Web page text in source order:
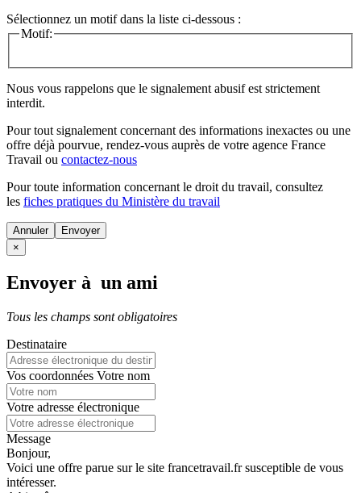
Sélectionnez un motif dans la liste ci-dessous :
Motif:
Nous vous rappelons que le signalement abusif est strictement
interdit.
Pour tout signalement concernant des informations inexactes ou une
offre déjà pourvue, rendez-vous auprès de votre agence France
Travail ou contactez-nous
Pour toute information concernant le droit du travail, consultez
les fiches pratiques du Ministère du travail
Annuler
×
Envoyer à un ami
Tous les champs sont obligatoires
Destinataire
Vos coordonnées Votre nom
Votre adresse électronique
Message
Bonjour,
Voici une offre parue sur le site francetravail.fr susceptible de vous
intéresser.